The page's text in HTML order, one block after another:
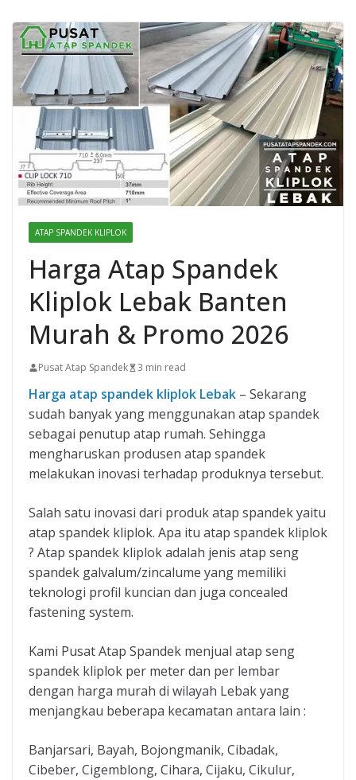
ATAP SPANDEK KLIPLOK
Harga Atap Spandek
Kliplok Lebak Banten
Murah & Promo 2026
Pusat Atap Spandek 3 min read
Harga atap spandek kliplok Lebak – Sekarang
sudah banyak yang menggunakan atap spandek
sebagai penutup atap rumah. Sehingga
mengharuskan produsen atap spandek
melakukan inovasi terhadap produknya tersebut.
Salah satu inovasi dari produk atap spandek yaitu
atap spandek kliplok. Apa itu atap spandek kliplok
? Atap spandek kliplok adalah jenis atap seng
spandek galvalum/zincalume yang memiliki
teknologi profil kuncian dan juga concealed
fastening system.
Kami Pusat Atap Spandek menjual atap seng
spandek kliplok per meter dan per lembar
dengan harga murah di wilayah Lebak yang
menjangkau beberapa kecamatan antara lain :
Banjarsari, Bayah, Bojongmanik, Cibadak,
Cibeber, Cigemblong, Cihara, Cijaku, Cikulur,